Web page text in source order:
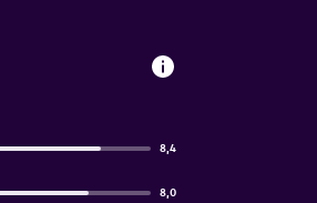
8,4
8,0